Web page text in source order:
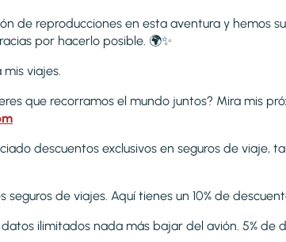
de reproducciones en esta aventura y hemos
por hacerlo posible. 🌍✨
viajes.
que recorramos el mundo juntos? Mira mis
descuentos exclusivos en seguros de viaje,
seguros de viajes. Aquí tienes un 10% de
datos ilimitados nada más bajar del avión. 5% de